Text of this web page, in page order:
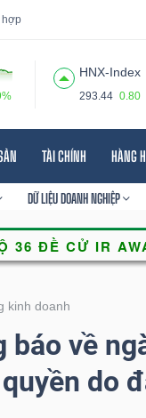
hợp
HNX-Index
293.44 0.80
TÀI CHÍNH HÀNG
DỮ LIỆU DOANH NGHIỆP
kinh doanh
báo về
do